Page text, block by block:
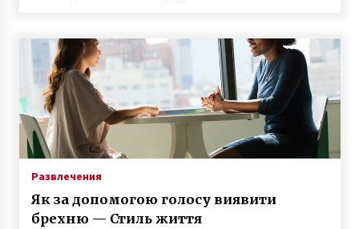
Развлечения
Як за допомогою голосу виявити
брехню — Стиль життя